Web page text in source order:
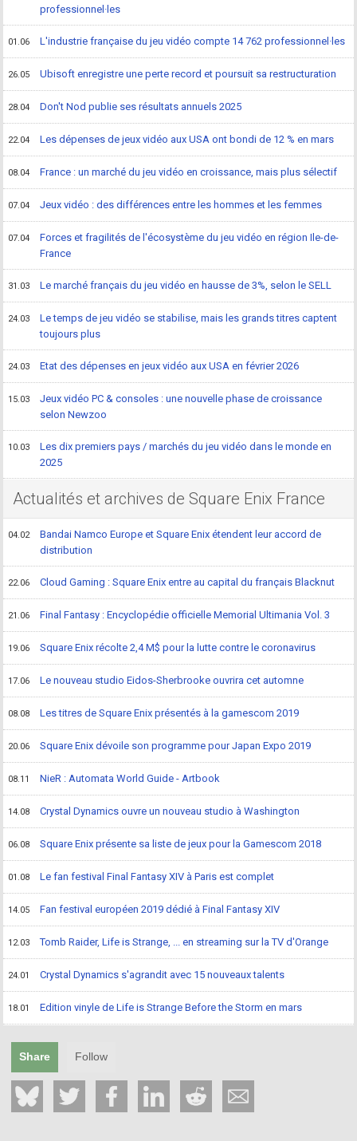
professionnel·les
01.06 L'industrie française du jeu vidéo compte 14 762 professionnel·les
26.05 Ubisoft enregistre une perte record et poursuit sa restructuration
28.04 Don't Nod publie ses résultats annuels 2025
22.04 Les dépenses de jeux vidéo aux USA ont bondi de 12 % en mars
08.04 France : un marché du jeu vidéo en croissance, mais plus sélectif
07.04 Jeux vidéo : des différences entre les hommes et les femmes
07.04
Forces et fragilités de l'écosystème du jeu vidéo en région Ile-de-
France
31.03 Le marché français du jeu vidéo en hausse de 3%, selon le SELL
24.03
Le temps de jeu vidéo se stabilise, mais les grands titres captent
toujours plus
24.03 Etat des dépenses en jeux vidéo aux USA en février 2026
15.03
Jeux vidéo PC & consoles : une nouvelle phase de croissance
selon Newzoo
10.03
Les dix premiers pays / marchés du jeu vidéo dans le monde en
2025
Actualités et archives de Square Enix France
04.02
Bandai Namco Europe et Square Enix étendent leur accord de
distribution
22.06 Cloud Gaming : Square Enix entre au capital du français Blacknut
21.06 Final Fantasy : Encyclopédie officielle Memorial Ultimania Vol. 3
19.06 Square Enix récolte 2,4 M$ pour la lutte contre le coronavirus
17.06 Le nouveau studio Eidos-Sherbrooke ouvrira cet automne
08.08 Les titres de Square Enix présentés à la gamescom 2019
20.06 Square Enix dévoile son programme pour Japan Expo 2019
08.11 NieR : Automata World Guide - Artbook
14.08 Crystal Dynamics ouvre un nouveau studio à Washington
06.08 Square Enix présente sa liste de jeux pour la Gamescom 2018
01.08 Le fan festival Final Fantasy XIV à Paris est complet
14.05 Fan festival européen 2019 dédié à Final Fantasy XIV
12.03 Tomb Raider, Life is Strange, ... en streaming sur la TV d'Orange
24.01 Crystal Dynamics s'agrandit avec 15 nouveaux talents
18.01 Edition vinyle de Life is Strange Before the Storm en mars
Share Follow